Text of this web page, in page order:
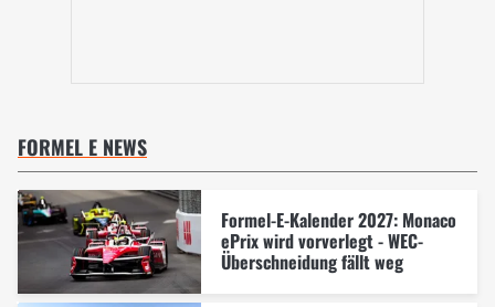
FORMEL E NEWS
Formel-E-Kalender 2027: Monaco
ePrix wird vorverlegt - WEC-
Überschneidung fällt weg